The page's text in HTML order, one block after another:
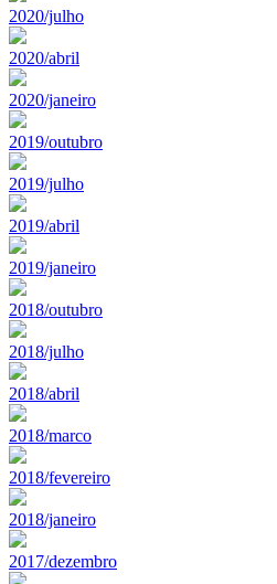
2020/julho
2020/abril
2020/janeiro
2019/outubro
2019/julho
2019/abril
2019/janeiro
2018/outubro
2018/julho
2018/abril
2018/marco
2018/fevereiro
2018/janeiro
2017/dezembro